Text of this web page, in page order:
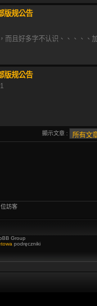
版规公告
而且好多字不认识、、、、、
版规公告
顯示文章 :
訪客
Group
podręczniki